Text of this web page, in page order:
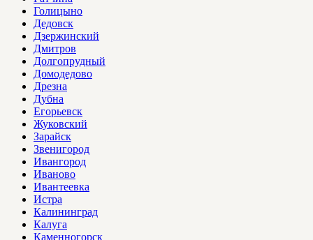
Голицыно
Дедовск
Дзержинский
Дмитров
Долгопрудный
Домодедово
Дрезна
Дубна
Егорьевск
Жуковский
Зарайск
Звенигород
Ивангород
Иваново
Ивантеевка
Истра
Калининград
Калуга
Каменногорск